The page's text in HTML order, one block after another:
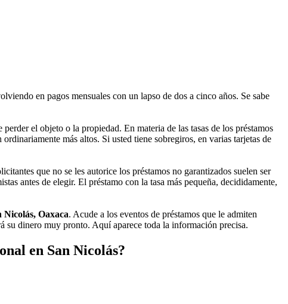
en pagos mensuales con un lapso de dos a cinco años. Se sabe
el objeto o la propiedad. En materia de las tasas de los préstamos
más altos. Si usted tiene sobregiros, en varias tarjetas de
que no se les autorice los préstamos no garantizados suelen ser
antes de elegir. El préstamo con la tasa más pequeña, decididamente,
Nicolás, Oaxaca. Acude a los eventos de préstamos que le admiten
su dinero muy pronto. Aquí aparece toda la información precisa.
en San Nicolás?